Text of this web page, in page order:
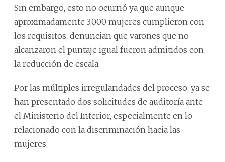
Sin embargo, esto no ocurrió ya que aunque
aproximadamente 3.000 mujeres cumplieron con
los requisitos, denuncian que varones que no
alcanzaron el puntaje igual fueron admitidos con
la reducción de escala.
Por las múltiples irregularidades del proceso, ya se
han presentado dos solicitudes de auditoría ante
el Ministerio del Interior, especialmente en lo
relacionado con la discriminación hacia las
mujeres.